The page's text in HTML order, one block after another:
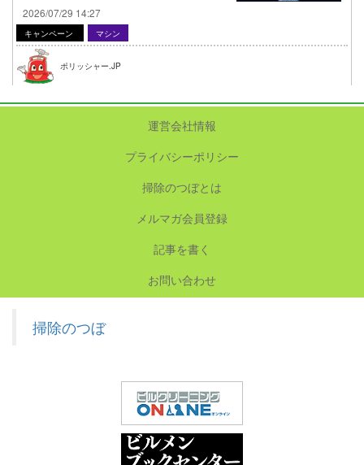
2026/07/29 14:27
キャンペーン マシン
ポリッシャー.JP
運営会社情報
プライバシーポリシー
掃除のつぼとは
メルマガ会員登録
記事を書く
お問い合わせ
掃除のつぼ